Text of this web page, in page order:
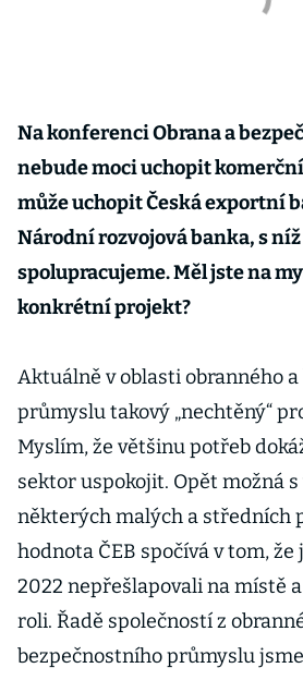
Na konferenci Obrana a
nebude moci uchopit
může uchopit Česká exportní
Národní rozvojová banka, s níž
spolupracujeme. Měl jste na
konkrétní projekt?
Aktuálně v oblasti obranného
průmyslu takový „nechtěný“
Myslím, že většinu potřeb
sektor uspokojit. Opět možná
některých malých a středních
hodnota ČEB spočívá v tom,
2022 nepřešlapovali na místě
roli. Řadě společností z
bezpečnostního průmyslu